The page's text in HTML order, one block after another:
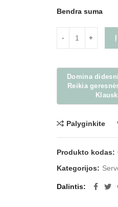
Bendra suma
Palyginkite
Produkto kodas:
Kategorijos:
Dalintis